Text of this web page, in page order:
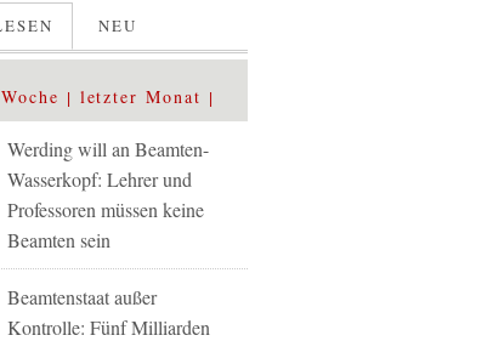
NEU
letzter Monat
Werding will an Beamten-
Wasserkopf: Lehrer und
Professoren müssen keine
Beamten sein
Beamtenstaat außer
Kontrolle: Fünf Milliarden